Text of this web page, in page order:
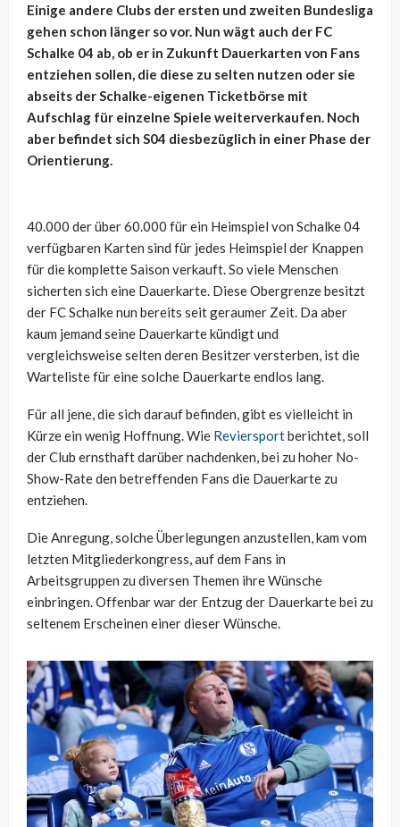
Einige andere Clubs der ersten und zweiten Bundesliga
gehen schon länger so vor. Nun wägt auch der FC
Schalke 04 ab, ob er in Zukunft Dauerkarten von Fans
entziehen sollen, die diese zu selten nutzen oder sie
abseits der Schalke-eigenen Ticketbörse mit
Aufschlag für einzelne Spiele weiterverkaufen. Noch
aber befindet sich S04 diesbezüglich in einer Phase der
Orientierung.
40.000 der über 60.000 für ein Heimspiel von Schalke 04
verfügbaren Karten sind für jedes Heimspiel der Knappen
für die komplette Saison verkauft. So viele Menschen
sicherten sich eine Dauerkarte. Diese Obergrenze besitzt
der FC Schalke nun bereits seit geraumer Zeit. Da aber
kaum jemand seine Dauerkarte kündigt und
vergleichsweise selten deren Besitzer versterben, ist die
Warteliste für eine solche Dauerkarte endlos lang.
Für all jene, die sich darauf befinden, gibt es vielleicht in
Kürze ein wenig Hoffnung. Wie Reviersportberichtet, soll
der Club ernsthaft darüber nachdenken, bei zu hoher No-
Show-Rate den betreffenden Fans die Dauerkarte zu
entziehen.
Die Anregung, solche Überlegungen anzustellen, kam vom
letzten Mitgliederkongress, auf dem Fans in
Arbeitsgruppen zu diversen Themen ihre Wünsche
einbringen. Offenbar war der Entzug der Dauerkarte bei zu
seltenem Erscheinen einer dieser Wünsche.